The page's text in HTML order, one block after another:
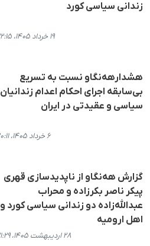
زندانی سیاسی کورد
۱۹ خرداد ۱۴۰۵، ۲۲:۱۵
هشدارهه‌نگاو نسبت به تسریع
بی‌سابقه اجرای احکام اعدام زندانیان
سیاسی و عقیدتی در ایران
۶ خرداد ۱۴۰۵، ۲۰:۱۱
گزارش هه‌نگاو از ناپدیدسازی قهری
پیکر ناصر بکرزاده و محراب
عبدالله‌زاده دو زندانی سیاسی کورد و
اهل ارومیه
۲۸ اردیبهشت ۱۴۰۵، ۲۱:۲۹